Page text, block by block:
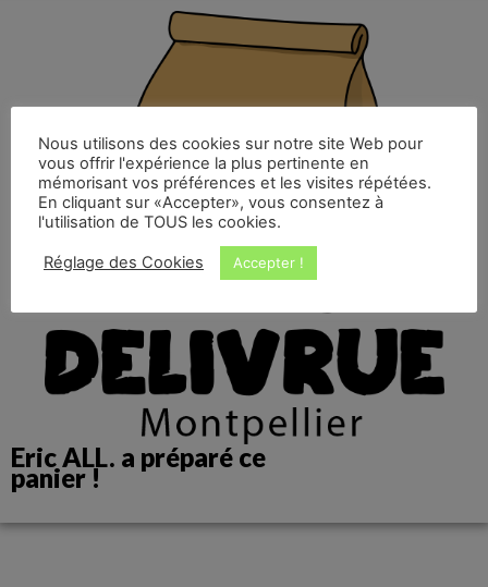
Eric ALL. a préparé ce
panier !
Nous utilisons des cookies sur notre site Web pour
vous offrir l'expérience la plus pertinente en
mémorisant vos préférences et les visites répétées.
En cliquant sur «Accepter», vous consentez à
l'utilisation de TOUS les cookies.
Réglage des Cookies Accepter !